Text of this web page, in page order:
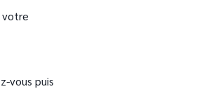
votre
vous puis